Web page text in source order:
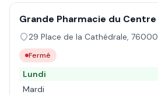
Grande Pharmacie du Centre
29 Place de la Cathédrale, 76000
Fermé
Lundi
Mardi